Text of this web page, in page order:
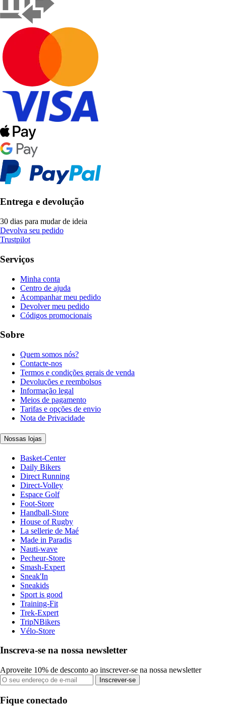
Entrega e devolução
30 dias para mudar de ideia
Devolva seu pedido
Trustpilot
Serviços
Minha conta
Centro de ajuda
Acompanhar meu pedido
Devolver meu pedido
Códigos promocionais
Sobre
Quem somos nós?
Contacte-nos
Termos e condições gerais de venda
Devoluções e reembolsos
Informação legal
Meios de pagamento
Tarifas e opções de envio
Nota de Privacidade
Nossas lojas
Basket-Center
Daily Bikers
Direct Running
Direct-Volley
Espace Golf
Foot-Store
Handball-Store
House of Rugby
La sellerie de Maé
Made in Paradis
Nauti-wave
Pecheur-Store
Smash-Expert
Sneak'In
Sneakids
Sport is good
Training-Fit
Trek-Expert
TripNBikers
Vélo-Store
Inscreva-se na nossa newsletter
Aproveite 10% de desconto ao inscrever-se na nossa newsletter
Inscrever-se
Fique conectado